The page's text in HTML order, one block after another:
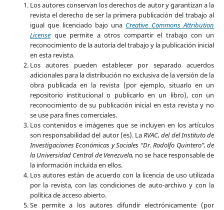
Los autores conservan los derechos de autor y garantizan a la
revista el derecho de ser la primera publicación del trabajo al
igual que licenciado bajo una Creative Commons Attribution
Licenseque permite a otros compartir el trabajo con un
reconocimiento de la autoría del trabajo y la publicación inicial
en esta revista.
Los autores pueden establecer por separado acuerdos
adicionales para la distribución no exclusiva de la versión de la
obra publicada en la revista (por ejemplo, situarlo en un
repositorio institucional o publicarlo en un libro), con un
reconocimiento de su publicación inicial en esta revista y no
se use para fines comerciales.
Los contenidos e imágenes que se incluyen en los artículos
son responsabilidad del autor (es). LaRVAC, del del Instituto de
Investigaciones Económicas y Sociales “Dr. Rodolfo Quintero”, de
la Universidad Central de Venezuela, no se hace responsable de
la información incluida en ellos.
Los autores están de acuerdo con la licencia de uso utilizada
por la revista, con las condiciones de auto-archivo y con la
política de acceso abierto.
Se permite a los autores difundir electrónicamente (por